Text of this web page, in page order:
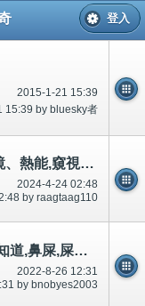
登入
2015-1-21 15:39
15:39 by bluesky者
市民一齊/一起購買夜視、望月鏡望遠鏡、熱能,窺視、看/睇鄰居、大廈,合法。好多論壇有提及、講,總之可以
2024-4-24 02:48
by raagtaag110
澳門緊急。每一天.留意。追蹤...~全城知道,鼻屎,屎等等。不可/唔可以升職。升職之後~承認狗撚、臭化閪、本地雞
2022-8-26 12:31
by bnobyes2003